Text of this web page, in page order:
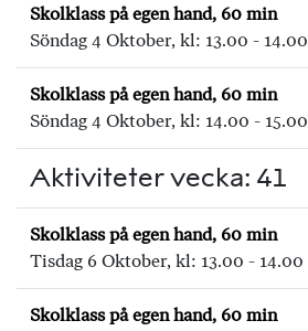
Skolklass på egen hand, 60 min
Söndag 4 Oktober, kl: 13.00 - 14.00
Skolklass på egen hand, 60 min
Söndag 4 Oktober, kl: 14.00 - 15.00
Aktiviteter vecka: 41
Skolklass på egen hand, 60 min
Tisdag 6 Oktober, kl: 13.00 - 14.00
Skolklass på egen hand, 60 min